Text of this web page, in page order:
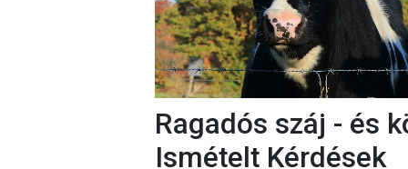
Ragadós száj - és
Ismételt Kérdések